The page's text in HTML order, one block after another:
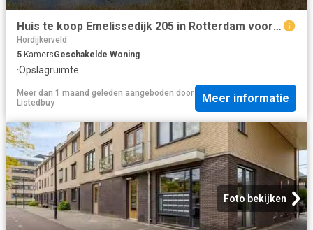
Huis te koop Emelissedijk 205 in Rotterdam voor € 375.000
Hordijkerveld
5 KamersGeschakelde Woning
·Opslagruimte
Meer dan 1 maand geleden aangeboden door
Listedbuy
Meer informatie
Foto bekijken